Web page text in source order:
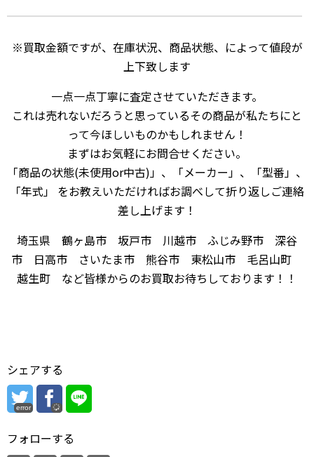
※買取金額ですが、在庫状況、商品状態、によって値段が
上下致します
一点一点丁寧に査定させていただきます。
これは売れないだろうと思っているその商品が私たちにと
って今ほしいものかもしれません！
まずはお気軽にお問合せください。
「商品の状態(未使用or中古)」、「メーカー」、「型番」、
「年式」 をお教えいただければお調べして折り返しご連絡
差し上げます！
埼玉県 鶴ヶ島市 坂戸市 川越市 ふじみ野市 深谷
市 日高市 さいたま市 熊谷市 東松山市 毛呂山町
越生町 など皆様からのお買取お待ちしております！！
シェアする
error
フォローする